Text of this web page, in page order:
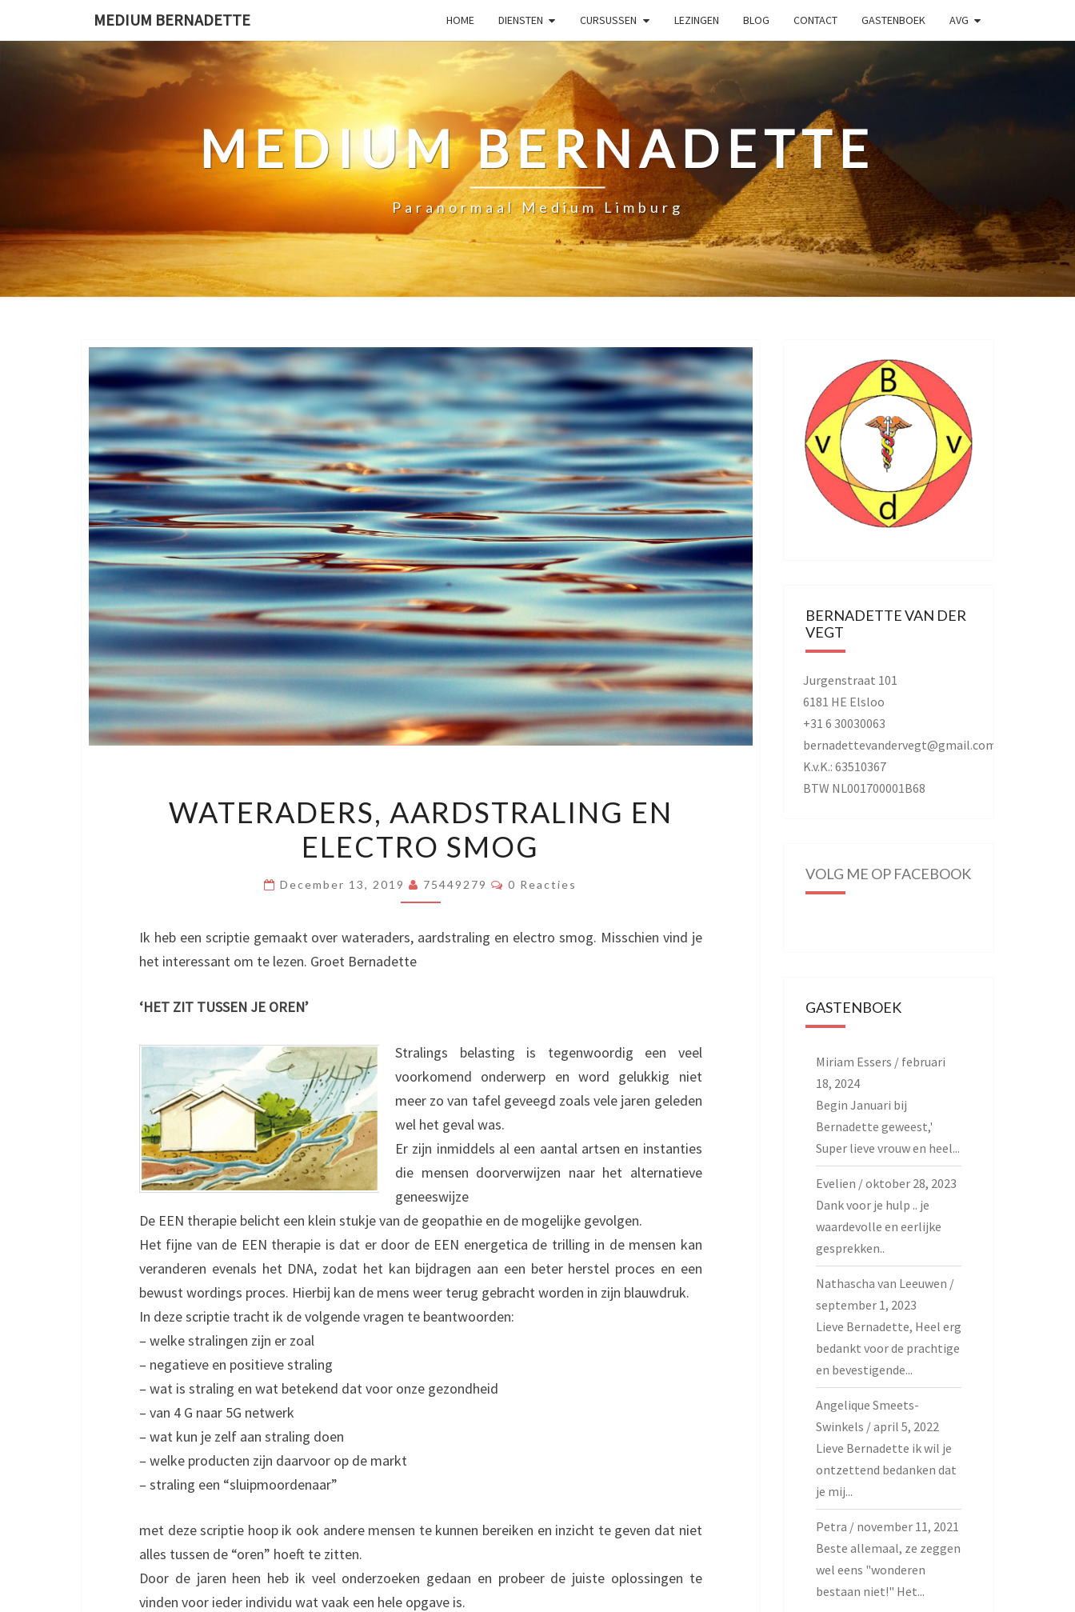
MEDIUM BERNADETTE HOME DIENSTEN CURSUSSEN LEZINGEN BLOG CONTACT GASTENBOEK AVG
MEDIUM BERNADETTE
Paranormaal Medium Limburg
AARDSTRALING
EN
ELECTRO
SMOG
WATERADERS, AARDSTRALING EN
ELECTRO SMOG
December 13, 2019 75449279 Reacties
0 Reacties
Ik heb een scriptie gemaakt over wateraders, aardstraling en electro smog. Misschien vind je
het interessant om te lezen. Groet Bernadette
‘HET ZIT TUSSEN JE OREN’
Stralings belasting is tegenwoordig een veel
voorkomend onderwerp en word gelukkig niet
meer zo van tafel geveegd zoals vele jaren geleden
wel het geval was.
Er zijn inmiddels al een aantal artsen en instanties
die mensen doorverwijzen naar het alternatieve
geneeswijze
De EEN therapie belicht een klein stukje van de geopathie en de mogelijke gevolgen.
Het fijne van de EEN therapie is dat er door de EEN energetica de trilling in de mensen kan
veranderen evenals het DNA, zodat het kan bijdragen aan een beter herstel proces en een
bewust wordings proces. Hierbij kan de mens weer terug gebracht worden in zijn blauwdruk.
In deze scriptie tracht ik de volgende vragen te beantwoorden:
– welke stralingen zijn er zoal
– negatieve en positieve straling
– wat is straling en wat betekend dat voor onze gezondheid
– van 4 G naar 5G netwerk
– wat kun je zelf aan straling doen
– welke producten zijn daarvoor op de markt
– straling een “sluipmoordenaar”
met deze scriptie hoop ik ook andere mensen te kunnen bereiken en inzicht te geven dat niet
alles tussen de “oren” hoeft te zitten.
Door de jaren heen heb ik veel onderzoeken gedaan en probeer de juiste oplossingen te
vinden voor ieder individu wat vaak een hele opgave is.
BERNADETTE VAN DER
VEGT
Jurgenstraat 101
6181 HE Elsloo
+31 6 30030063
bernadettevandervegt@gmail.com
K.v.K.: 63510367
BTW NL001700001B68
VOLG ME OP FACEBOOK
GASTENBOEK
Miriam Essers / februari
18, 2024
Begin Januari bij
Bernadette geweest,'
Super lieve vrouw en heel...
Evelien /oktober 28, 2023
Dank voor je hulp .. je
waardevolle en eerlijke
gesprekken..
Nathascha van Leeuwen /
september 1, 2023
Lieve Bernadette, Heel erg
bedankt voor de prachtige
en bevestigende...
Angelique Smeets-
Swinkels /april 5, 2022
Lieve Bernadette ik wil je
ontzettend bedanken dat
je mij...
Petra / november 11, 2021
Beste allemaal, ze zeggen
wel eens "wonderen
bestaan niet!" Het...